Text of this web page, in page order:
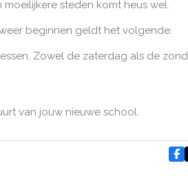
steden komt heus wel.
beginnen geldt het volgende:
Zowel de zaterdag als de
van jouw nieuwe school.